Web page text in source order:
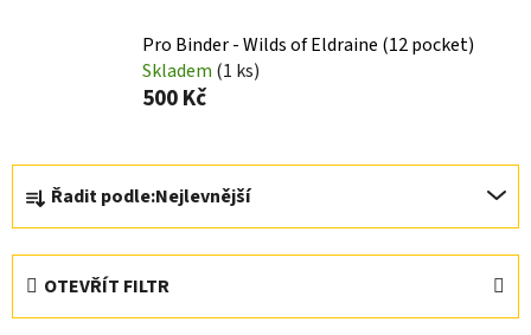
Pro Binder - Wilds of Eldraine (12 pocket)
Skladem (1 ks)
500 Kč
Ř
a
z
Řadit podle:Nejlevnější
OTEVŘÍT FILTR